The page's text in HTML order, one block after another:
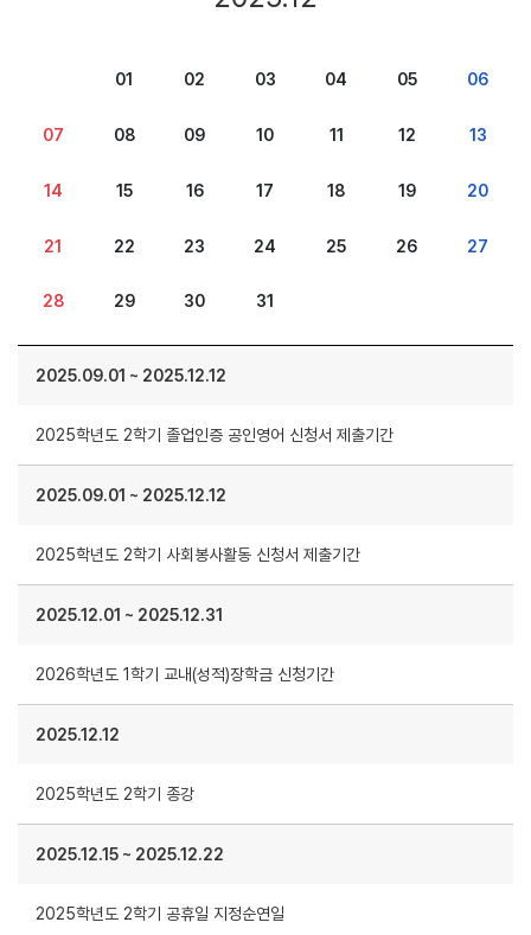
01 02 03 04 05 06
07 08 09 10 11 12 13
14 15 16 17 18 19 20
21 22 23 24 25 26 27
28 29 30 31
2025.09.01 ~ 2025.12.12
2025학년도 2학기 졸업인증 공인영어 신청서 제출기간
2025.09.01 ~ 2025.12.12
2025학년도 2학기 사회봉사활동 신청서 제출기간
2025.12.01 ~ 2025.12.31
2026학년도 1학기 교내(성적)장학금 신청기간
2025.12.12
2025학년도 2학기 종강
2025.12.15 ~ 2025.12.22
2025학년도 2학기 공휴일 지정순연일